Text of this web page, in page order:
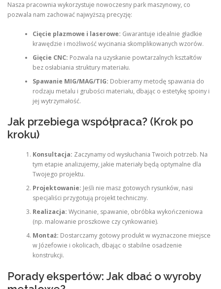
Nasza pracownia wykorzystuje nowoczesny park maszynowy, co
pozwala nam zachować najwyższą precyzję:
Cięcie plazmowe i laserowe: Gwarantuje idealnie gładkie
krawędzie i możliwość wycinania skomplikowanych wzorów.
Gięcie CNC: Pozwala na uzyskanie powtarzalnych kształtów
bez osłabiania struktury materiału.
Spawanie MIG/MAG/TIG: Dobieramy metodę spawania do
rodzaju metalu i grubości materiału, dbając o estetykę spoiny i
jej wytrzymałość.
Jak przebiega współpraca? (Krok po
kroku)
Konsultacja: Zaczynamy od wysłuchania Twoich potrzeb. Na
tym etapie analizujemy, jakie materiały będą optymalne dla
Twojego projektu.
Projektowanie: Jeśli nie masz gotowych rysunków, nasi
specjaliści przygotują projekt techniczny.
Realizacja: Wycinanie, spawanie, obróbka wykończeniowa
(np. malowanie proszkowe czy cynkowanie).
Montaż: Dostarczamy gotowy produkt w wyznaczone miejsce
w Józefowie i okolicach, dbając o stabilne osadzenie
konstrukcji.
Porady ekspertów: Jak dbać o wyroby